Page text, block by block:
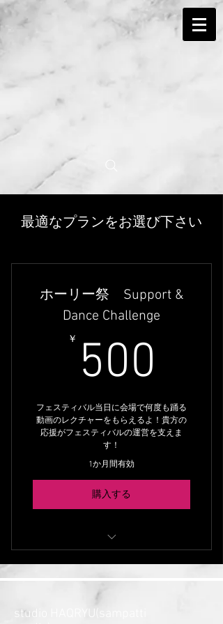
最適なプランをお選び下さい
ホーリー祭 Support &
Dance Challenge
￥ 500
フェスティバル当日に会場で何度も踊る
動画のレクチャーをもらえるよ！貴方の
応援がフェスティバルの運営を支えま
す！
1か月間有効
購入する
② Nepali Folk & Bollywood Dance –
studio HAQRYU(sampatti